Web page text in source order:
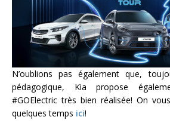
N’oublions pas également que,
pédagogique, Kia propose
#GOElectric très bien réalisée! On
quelques temps ici!